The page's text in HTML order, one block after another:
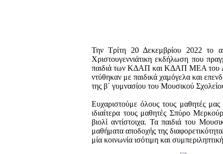
Την Τρίτη 20 Δεκεμβρίου 2022 το
Χριστουγεννιάτικη εκδήλωση που
παιδιά των ΚΔΑΠ και ΚΔΑΠ ΜΕΑ του
ντύθηκαν με παιδικά χαμόγελα και
της β΄ γυμνασίου του Μουσικού
Ευχαριστούμε όλους τους μαθητές
ιδιαίτερα τους μαθητές Σπύρο
βιολί αντίστοιχα. Τα παιδιά του
μαθήματα αποδοχής της
μία κοινωνία ισότιμη και